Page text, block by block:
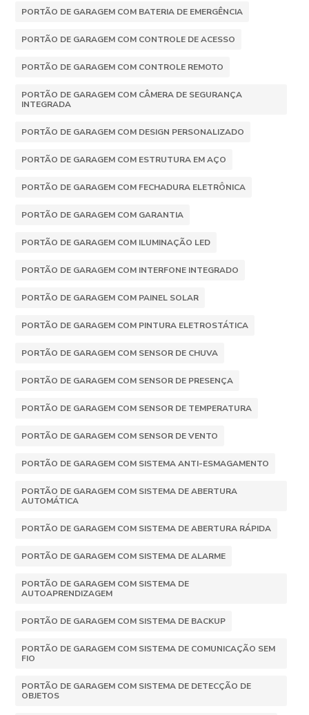
PORTÃO DE GARAGEM COM BATERIA DE EMERGÊNCIA
PORTÃO DE GARAGEM COM CONTROLE DE ACESSO
PORTÃO DE GARAGEM COM CONTROLE REMOTO
PORTÃO DE GARAGEM COM CÂMERA DE SEGURANÇA
INTEGRADA
PORTÃO DE GARAGEM COM DESIGN PERSONALIZADO
PORTÃO DE GARAGEM COM ESTRUTURA EM AÇO
PORTÃO DE GARAGEM COM FECHADURA ELETRÔNICA
PORTÃO DE GARAGEM COM GARANTIA
PORTÃO DE GARAGEM COM ILUMINAÇÃO LED
PORTÃO DE GARAGEM COM INTERFONE INTEGRADO
PORTÃO DE GARAGEM COM PAINEL SOLAR
PORTÃO DE GARAGEM COM PINTURA ELETROSTÁTICA
PORTÃO DE GARAGEM COM SENSOR DE CHUVA
PORTÃO DE GARAGEM COM SENSOR DE PRESENÇA
PORTÃO DE GARAGEM COM SENSOR DE TEMPERATURA
PORTÃO DE GARAGEM COM SENSOR DE VENTO
PORTÃO DE GARAGEM COM SISTEMA ANTI-ESMAGAMENTO
PORTÃO DE GARAGEM COM SISTEMA DE ABERTURA
AUTOMÁTICA
PORTÃO DE GARAGEM COM SISTEMA DE ABERTURA RÁPIDA
PORTÃO DE GARAGEM COM SISTEMA DE ALARME
PORTÃO DE GARAGEM COM SISTEMA DE
AUTOAPRENDIZAGEM
PORTÃO DE GARAGEM COM SISTEMA DE BACKUP
PORTÃO DE GARAGEM COM SISTEMA DE COMUNICAÇÃO SEM
FIO
PORTÃO DE GARAGEM COM SISTEMA DE DETECÇÃO DE
OBJETOS